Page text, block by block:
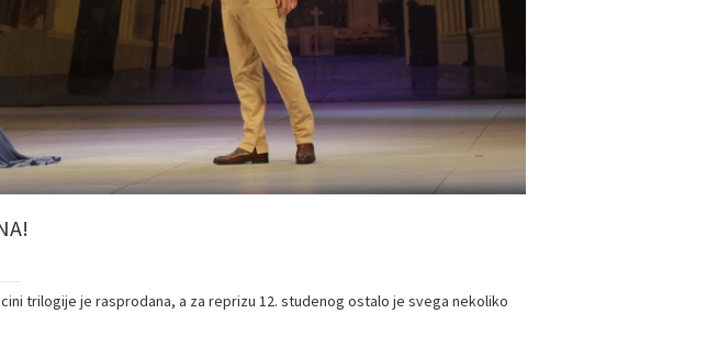
trilogije je rasprodana, a za reprizu 12. studenog ostalo je svega nekoliko